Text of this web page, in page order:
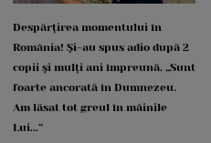
Despărțirea momentului în
România! Și-au spus adio după 2
copii și mulți ani împreună. „Sunt
foarte ancorată în Dumnezeu.
Am lăsat tot greul în mâinile
Lui...”